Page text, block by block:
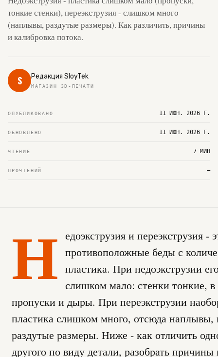
тонкие стенки), переэкструзия - слишком много
(наплывы, раздутые размеры). Как различить, причины
и калибровка потока.
S Редакция SloyTek
МАГАЗИН 3D-ПЕЧАТИ
ОПУБЛИКОВАНО 11 ИЮН. 2026 Г.
ОБНОВЛЕНО 11 ИЮН. 2026 Г.
ЧТЕНИЕ 7 МИН
ПРОЧТЕНИЙ —
Н едоэкструзия и переэкструзия -
противоположные беды с
пластика. При недоэкструзии
слишком мало: стенки тонкие, в
пропуски и дыры. При переэкструзии
пластика слишком много, отсюда наплывы,
раздутые размеры. Ниже - как отличить
другого по виду детали, разобрать причины